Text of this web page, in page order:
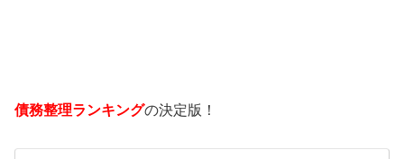
債務整理ランキングの決定版！